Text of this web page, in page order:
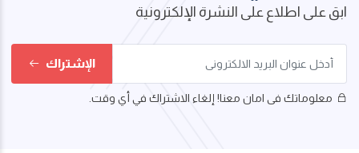
ابق على اطلاع على النشرة الإلكترونية
الإشتراك
معلوماتك فى امان معنا! إلغاء الاشتراك في أي وقت.